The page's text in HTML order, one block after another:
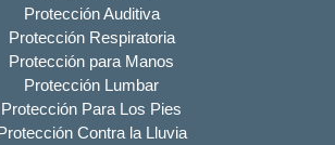
Protección Auditiva
Protección Respiratoria
Protección para Manos
Protección Lumbar
Protección Para Los Pies
Contra la Lluvia